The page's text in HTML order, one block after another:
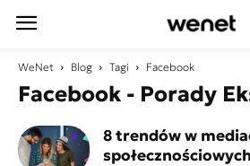
WeNet Blog Tagi Facebook
Facebook - Porady
8 trendów w